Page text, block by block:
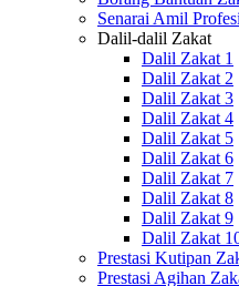
Senarai Amil
Dalil-dalil Zakat
Dalil Zakat 1
Dalil Zakat 2
Dalil Zakat 3
Dalil Zakat 4
Dalil Zakat 5
Dalil Zakat 6
Dalil Zakat 7
Dalil Zakat 8
Dalil Zakat 9
Dalil Zakat
Prestasi Kutipan
Prestasi Agihan